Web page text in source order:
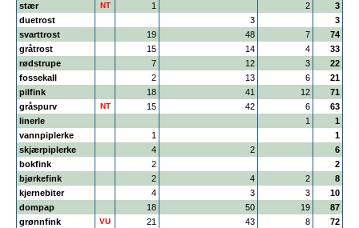
stær
NT 1 2
3
duetrost
3
3
svarttrost
19 48 7
74
gråtrost
15 14 4
33
rødstrupe
7 12 3
22
fossekall
2 13 6
21
pilfink
18 41 12
71
gråspurv
NT 15 42 6
63
linerle
1
1
vannpiplerke
1
1
skjærpiplerke
4 2
6
bokfink
2
2
bjørkefink
2 4 2
8
kjernebiter
4 3 3
10
dompap
18 50 19
87
grønnfink
VU 21 43 8
72